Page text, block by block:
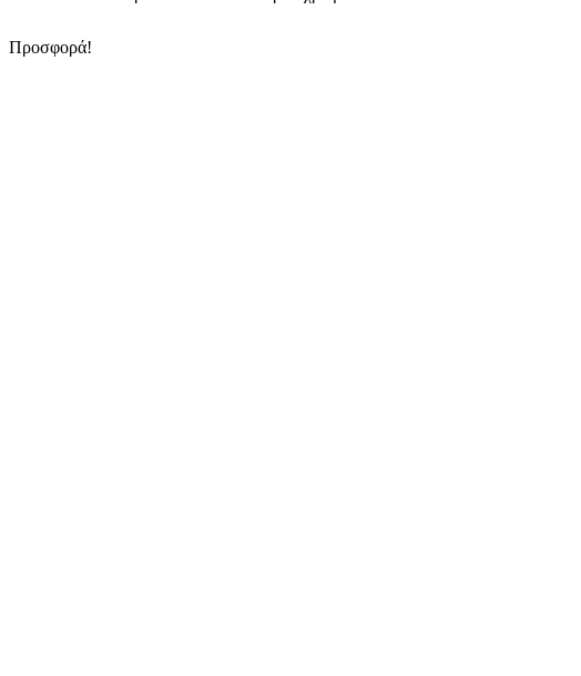
Προσφορά!